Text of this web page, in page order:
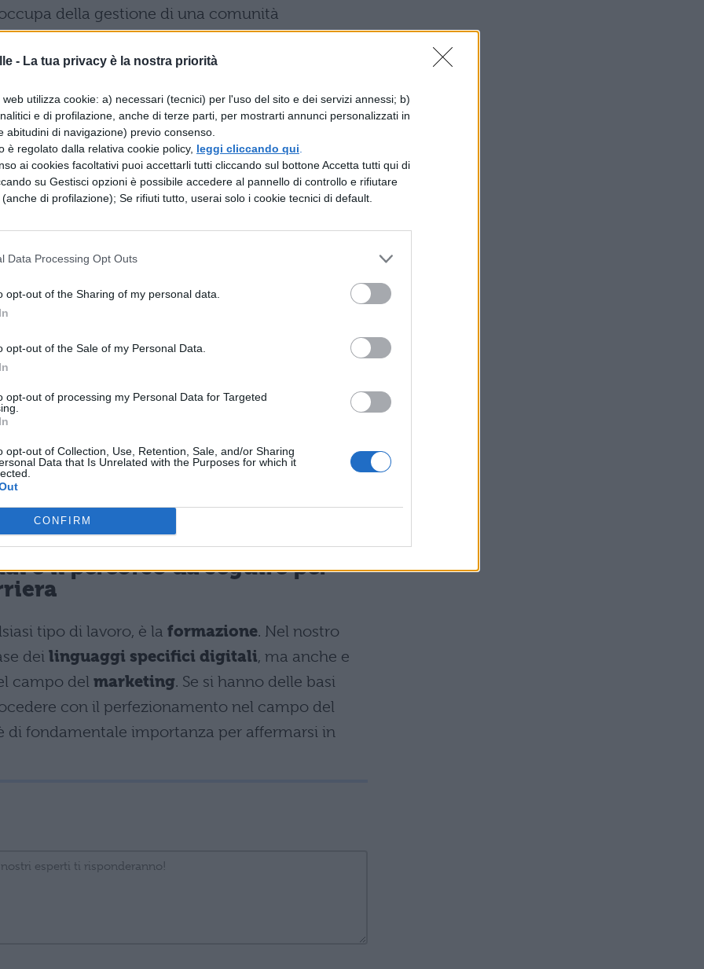
- La tua privacy è la nostra priorità
utilizza cookie: a) necessari (tecnici) per l'uso del sito e dei servizi annessi; b)
e di profilazione, anche di terze parti, per mostrarti annunci personalizzati in
abitudini di navigazione) previo consenso.
è regolato dalla relativa cookie policy, leggi cliccando qui
ai cookies facoltativi puoi accettarli tutti cliccando sul bottone Accetta tutti qui di
su Gestisci opzioni è possibile accedere al pannello di controllo e rifiutare
di profilazione); Se rifiuti tutto, userai solo i cookie tecnici di default.
Data Processing Opt Outs
opt-out of the Sharing of my personal data.
opt-out of the Sale of my Personal Data.
opt-out of processing my Personal Data for Targeted
opt-out of Collection, Use, Retention, Sale, and/or Sharing
Data that Is Unrelated with the Purposes for which it
CONFIRM
della gestione di una comunità
progetta la struttura e coordina le attività. È
manager inizialmente progetta la
seguito le modalità di aggregazione, sceglie gli
e se necessario, può anche avvalersi di
lo affiancano nella gestione della comunità
i membri si sentano liberi e sicuri di esprimersi,
senza paura di essere giudicati o male
alla crescita e allo sviluppo di una
non è che quello di fare da ponte tra un brand
quali si riscontra il contatto diretto con gli utenti
quanto guadagna
stipendioè quello che interessa maggiormente
carriera. Ogni lavoro avrà una retribuzione
di energie spese e di formazione. Nel caso
siate interessati, ha un salario
aumento.
è il percorso da seguire per
tipo di lavoro, è la formazione. Nel nostro
dei linguaggi specifici digitali, ma anche e
campo del marketing. Se si hanno delle basi
con il perfezionamento nel campo del
fondamentale importanza per affermarsi in